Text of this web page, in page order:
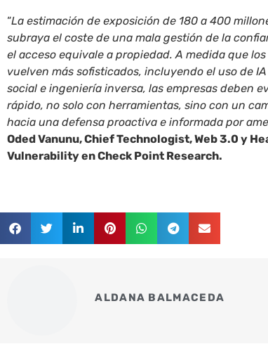
“La estimación de exposición de 180 a 400
subraya el coste de una mala gestión de la
el acceso equivale a propiedad. A medida que
vuelven más sofisticados, incluyendo el uso de
social e ingeniería inversa, las empresas deben
rápido, no solo con herramientas, sino con un
hacia una defensa proactiva e informada por
Oded Vanunu, Chief Technologist, Web 3.0 y
Vulnerability en Check Point Research.
ALDANA BALMACEDA